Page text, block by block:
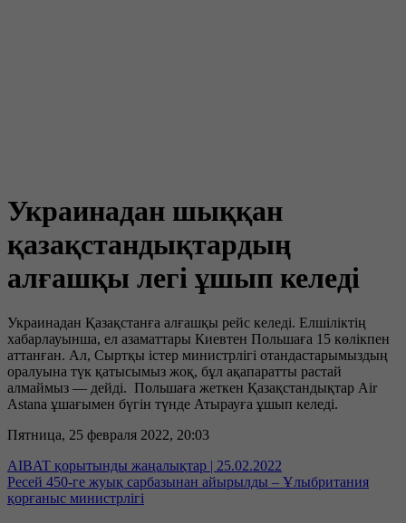
Украинадан шыққан
қазақстандықтардың
алғашқы легі ұшып келеді
Украинадан Қазақстанға алғашқы рейс келеді. Елшіліктің
хабарлауынша, ел азаматтары Киевтен Польшаға 15 көлікпен
аттанған. Ал, Сыртқы істер министрлігі отандастарымыздың
оралуына түк қатысымыз жоқ, бұл ақапаратты растай
алмаймыз — дейді. Польшаға жеткен Қазақстандықтар Air
Astana ұшағымен бүгін түнде Атырауға ұшып келеді.
Пятница, 25 февраля 2022, 20:03
AIBAT қорытынды жаңалықтар | 25.02.2022
Ресей 450-ге жуық сарбазынан айырылды – Ұлыбритания
қорғаныс министрлігі